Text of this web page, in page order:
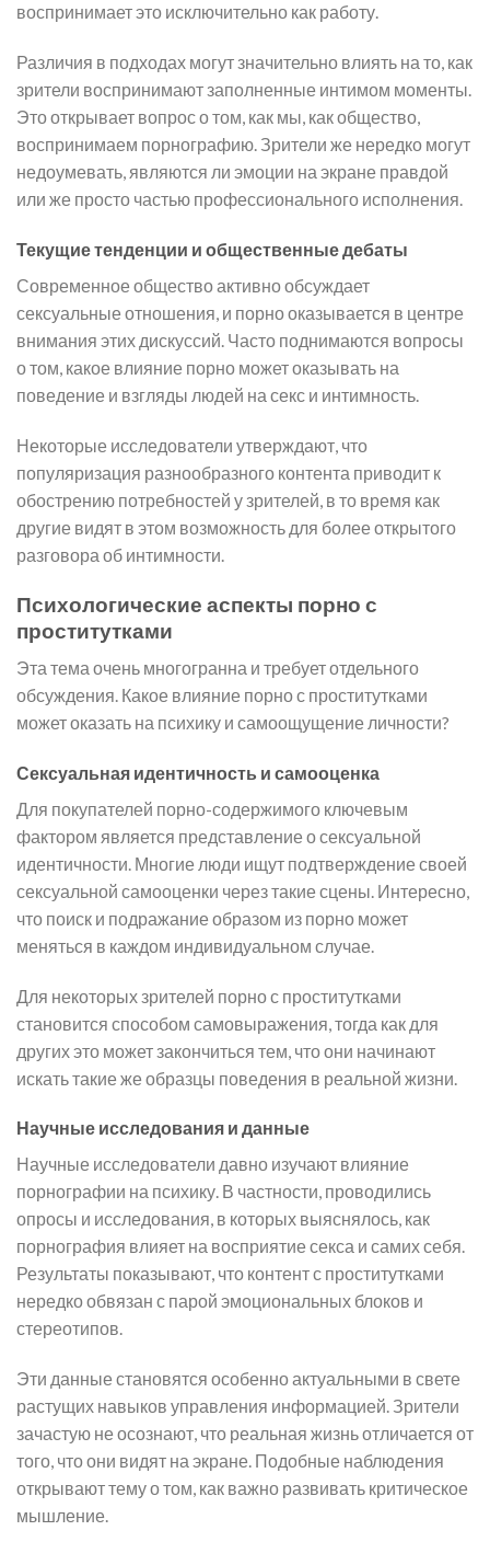
воспринимает это исключительно как работу.
Различия в подходах могут значительно влиять на то, как
зрители воспринимают заполненные интимом моменты.
Это открывает вопрос о том, как мы, как общество,
воспринимаем порнографию. Зрители же нередко могут
недоумевать, являются ли эмоции на экране правдой
или же просто частью профессионального исполнения.
Текущие тенденции и общественные дебаты
Современное общество активно обсуждает
сексуальные отношения, и порно оказывается в центре
внимания этих дискуссий. Часто поднимаются вопросы
о том, какое влияние порно может оказывать на
поведение и взгляды людей на секс и интимность.
Некоторые исследователи утверждают, что
популяризация разнообразного контента приводит к
обострению потребностей у зрителей, в то время как
другие видят в этом возможность для более открытого
разговора об интимности.
Психологические аспекты порно с
проститутками
Эта тема очень многогранна и требует отдельного
обсуждения. Какое влияние порно с проститутками
может оказать на психику и самоощущение личности?
Сексуальная идентичность и самооценка
Для покупателей порно-содержимого ключевым
фактором является представление о сексуальной
идентичности. Многие люди ищут подтверждение своей
сексуальной самооценки через такие сцены. Интересно,
что поиск и подражание образом из порно может
меняться в каждом индивидуальном случае.
Для некоторых зрителей порно с проститутками
становится способом самовыражения, тогда как для
других это может закончиться тем, что они начинают
искать такие же образцы поведения в реальной жизни.
Научные исследования и данные
Научные исследователи давно изучают влияние
порнографии на психику. В частности, проводились
опросы и исследования, в которых выяснялось, как
порнография влияет на восприятие секса и самих себя.
Результаты показывают, что контент с проститутками
нередко обвязан с парой эмоциональных блоков и
стереотипов.
Эти данные становятся особенно актуальными в свете
растущих навыков управления информацией. Зрители
зачастую не осознают, что реальная жизнь отличается от
того, что они видят на экране. Подобные наблюдения
открывают тему о том, как важно развивать критическое
мышление.